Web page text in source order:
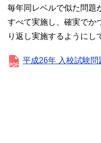
毎年同レベルで似た問題
すべて実施し、確実でか
り返し実施するようにし
平成26年 入校試験問